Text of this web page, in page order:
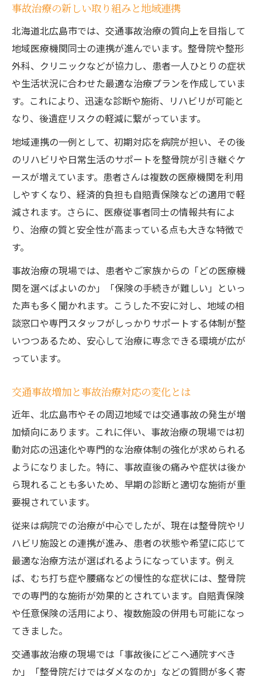
事故治療に保険会社が求める書類整理術
保険適用事故治療で損しないポイント
交通事故後の通院先選びと事故治療のコツ
事故治療で選ぶ病院と整骨院の比較
通院先選びで重視したい事故治療対応力
事故治療の通院施設口コミと選び方の秘訣
事故治療で悩む方の施設併用メリット
整形外科と整骨院の違いを事故治療で解説
事故治療で分かる整形外科の役割と特徴
整骨院の事故治療手法と向いている症状
事故治療で使い分ける施設の選択基準
事故治療で併用したい整形と整骨の利点
事故治療の流れとポイントを専門視点で整理
事故治療の初診から完治までの基本流れ
事故治療で注意すべき診断書の取り扱い
事故治療中に必要な保険手続きの要点
事故治療の中断リスクと対処法を解説
後遺症対策も考えた事故治療の実践方法
事故治療で後遺症を防ぐ通院の工夫
事故治療によるむちうち後遺症ケア法
事故治療でリハビリ重視のポイント解説
後遺症予防に役立つ事故治療の選び方
事故治療と定期的な経過観察の重要性
事故治療の新しい取り組みと地域連携
北海道北広島市では、交通事故治療の質向上を目指して
地域医療機関同士の連携が進んでいます。整骨院や整形
外科、クリニックなどが協力し、患者一人ひとりの症状
や生活状況に合わせた最適な治療プランを作成していま
す。これにより、迅速な診断や施術、リハビリが可能と
なり、後遺症リスクの軽減に繋がっています。
地域連携の一例として、初期対応を病院が担い、その後
のリハビリや日常生活のサポートを整骨院が引き継ぐケ
ースが増えています。患者さんは複数の医療機関を利用
しやすくなり、経済的負担も自賠責保険などの適用で軽
減されます。さらに、医療従事者同士の情報共有によ
り、治療の質と安全性が高まっている点も大きな特徴で
す。
事故治療の現場では、患者やご家族からの「どの医療機
関を選べばよいのか」「保険の手続きが難しい」といっ
た声も多く聞かれます。こうした不安に対し、地域の相
談窓口や専門スタッフがしっかりサポートする体制が整
いつつあるため、安心して治療に専念できる環境が広が
っています。
交通事故増加と事故治療対応の変化とは
近年、北広島市やその周辺地域では交通事故の発生が増
加傾向にあります。これに伴い、事故治療の現場では初
動対応の迅速化や専門的な治療体制の強化が求められる
ようになりました。特に、事故直後の痛みや症状は後か
ら現れることも多いため、早期の診断と適切な施術が重
要視されています。
従来は病院での治療が中心でしたが、現在は整骨院やリ
ハビリ施設との連携が進み、患者の状態や希望に応じて
最適な治療方法が選ばれるようになっています。例え
ば、むち打ち症や腰痛などの慢性的な症状には、整骨院
での専門的な施術が効果的とされています。自賠責保険
や任意保険の活用により、複数施設の併用も可能になっ
てきました。
交通事故治療の現場では「事故後にどこへ通院すべき
か」「整骨院だけではダメなのか」などの質問が多く寄